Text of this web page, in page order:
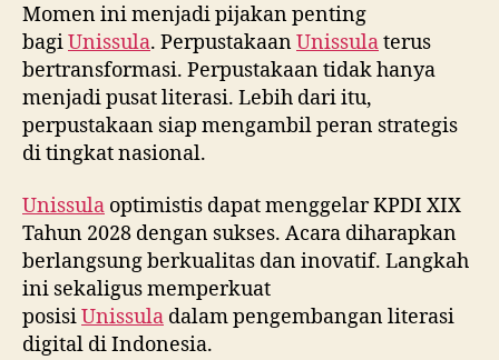
Momen ini menjadi pijakan penting
bagiUnissula. PerpustakaanUnissulaterus
bertransformasi. Perpustakaan tidak hanya
menjadi pusat literasi. Lebih dari itu,
perpustakaan siap mengambil peran strategis
di tingkat nasional.
Unissula optimistis dapat menggelar KPDI XIX
Tahun 2028 dengan sukses. Acara diharapkan
berlangsung berkualitas dan inovatif. Langkah
ini sekaligus memperkuat
posisiUnissula dalam pengembangan literasi
digital di Indonesia.